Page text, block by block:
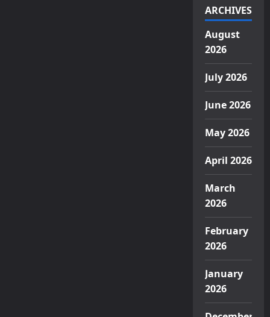
ARCHIVES
August
2026
July 2026
June 2026
May 2026
April 2026
March
2026
February
2026
January
2026